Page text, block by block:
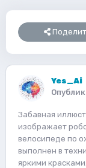
Yes_Ai
Забавная
изображает
велосипеде по
выполнен в
яркими